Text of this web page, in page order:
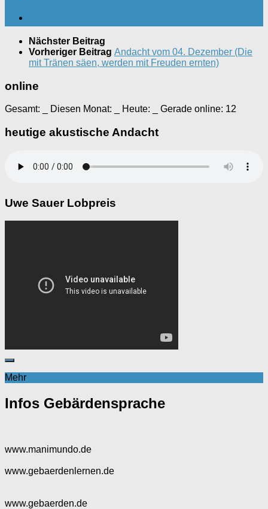
Nächster Beitrag
Vorheriger Beitrag Andacht vom 04. Dezember (Die
mit Tränen säen, werden mit Freuden ernten)
online
Gesamt: Diesen Monat: Heute: Gerade online: 12
heutige akustische Andacht
Uwe Sauer Lobpreis
Mehr
Infos Gebärdensprache
www.manimundo.de
www.gebaerdenlernen.de
www.gebaerden.de